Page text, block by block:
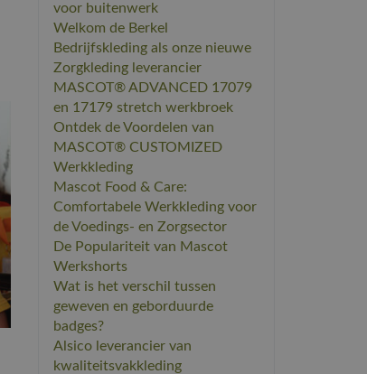
voor buitenwerk
​Welkom de Berkel
Bedrijfskleding als onze nieuwe
Zorgkleding leverancier
MASCOT® ADVANCED 17079
en 17179 stretch werkbroek
​Ontdek de Voordelen van
MASCOT® CUSTOMIZED
Werkkleding
​Mascot Food & Care:
Comfortabele Werkkleding voor
de Voedings- en Zorgsector
De Populariteit van Mascot
Werkshorts
​Wat is het verschil tussen
geweven en geborduurde
badges?
​Alsico leverancier van
kwaliteitsvakkleding